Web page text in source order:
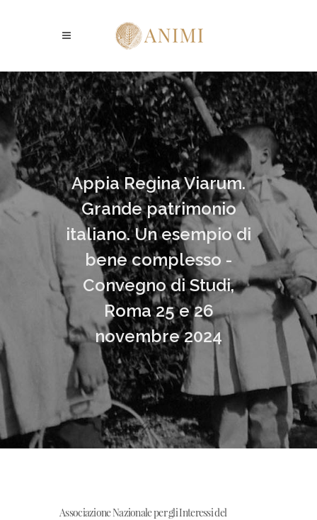
Appia Regina Viarum.
Grande patrimonio
italiano. Un esempio di
bene complesso -
Convegno di Studi,
Roma 25 e 26
novembre 2024
Associazione Nazionale per gli Interessi del